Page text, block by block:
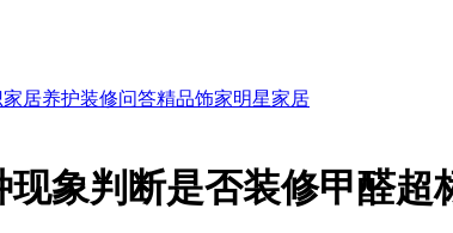
家居养护装修问答精品饰家明星家居
现象判断是否装修甲醛超